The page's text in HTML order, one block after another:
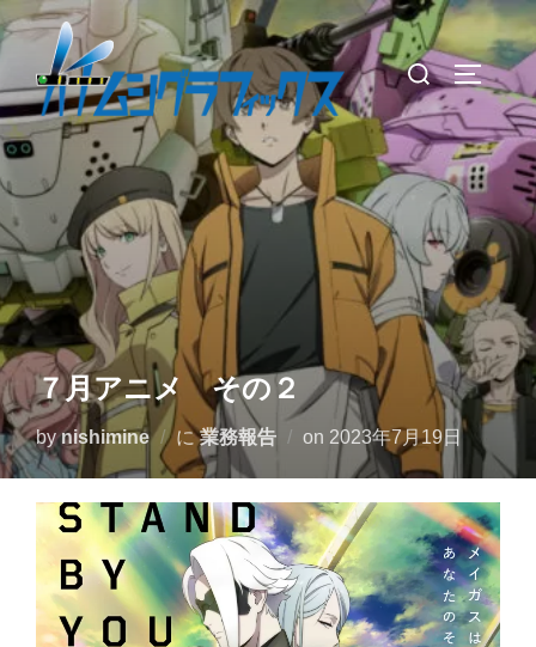
ン
ン
ツ
へ
ス
キ
ッ
プ
検
索
対
象:
サイドバ
７月アニメ その２
bynishimine に業務報告 on 投
稿
日:
2023年7月19日